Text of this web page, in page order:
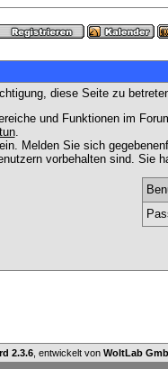
diese Seite zu
und Funktionen im
.
Melden Sie sich
vorbehalten sind. Sie
2.3.6 , entwickelt von WoltLab